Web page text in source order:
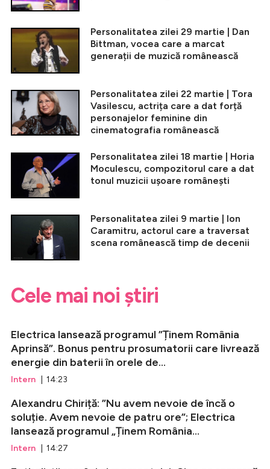
Personalitatea zilei 29 martie | Dan
Bittman, vocea care a marcat
generații de muzică românească
Personalitatea zilei 22 martie | Tora
Vasilescu, actrița care a dat forță
personajelor feminine din
cinematografia românească
Personalitatea zilei 18 martie | Horia
Moculescu, compozitorul care a dat
tonul muzicii ușoare românești
Personalitatea zilei 9 martie | Ion
Caramitru, actorul care a traversat
scena românească timp de decenii
Cele mai noi știri
Electrica lansează programul ”Ținem România
Aprinsă”. Bonus pentru prosumatorii care livrează
energie din baterii în orele de...
Intern | 14:23
Alexandru Chiriță: ”Nu avem nevoie de încă o
soluție. Avem nevoie de patru ore”; Electrica
lansează programul „Ținem România...
Intern | 14:27